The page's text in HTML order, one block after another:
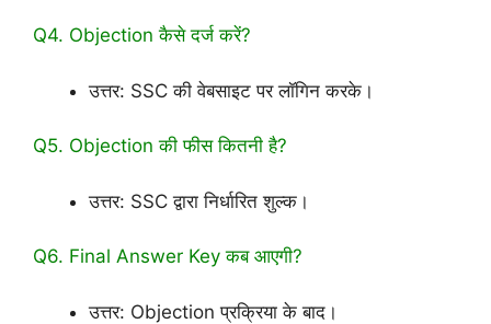
Q4. Objection कैसे दर्ज करें?
उत्तर: SSC की वेबसाइट पर लॉगिन करके।
Q5. Objection की फीस कितनी है?
उत्तर: SSC द्वारा निर्धारित शुल्क।
Q6. Final Answer Key कब आएगी?
उत्तर: Objection प्रक्रिया के बाद।